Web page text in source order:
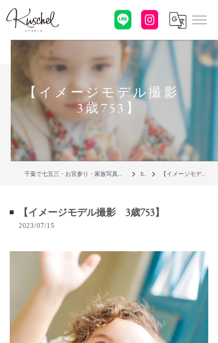
【イメージモデル撮影
3歳753】
千葉で七五三・お宮参り・家族写真の写真館なら「クシェルスタジオ」 Blog 【イメージモデル撮影 3歳753】
【イメージモデル撮影 3歳753】
2023/07/15